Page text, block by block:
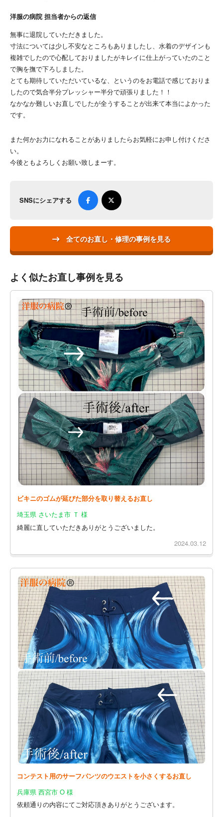
洋服の病院 担当者からの返信
無事に退院していただきました。
寸法については少し不安なところもありましたし、水着のデザインも
複雑でしたので心配しておりましたがキレイに仕上がっていたのこと
で胸を撫で下ろしました。
とても期待していただいているな、というのをお電話で感じておりま
したので気合半分プレッシャー半分で頑張りました！！
なかなか難しいお直しでしたが全うすることが出来て本当によかった
です。
また何かお力になれることがありましたらお気軽にお申し付けくださ
い。
今後ともよろしくお願い致しまーす。
SNSにシェアする
全てのお直し・修理の事例を見る
よく似たお直し事例を見る
ビキニのゴムが延びた部分を取り替えるお直し
埼玉県 さいたま市 Ｔ 様
綺麗に直していただきありがとうございました。
2024.03.12
コンテスト用のサーフパンツのウエストを小さくするお直し
兵庫県 西宮市 O 様
依頼通りの内容にてご対応頂きありがとうございます。